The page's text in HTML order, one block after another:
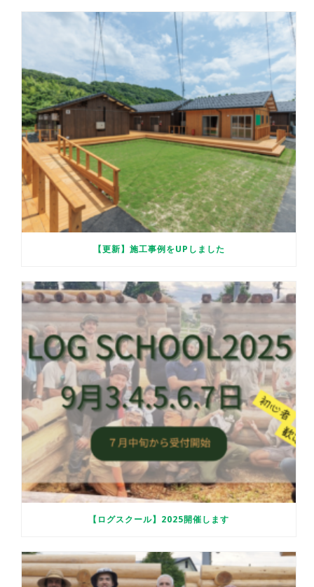
【更新】施工事例をUPしました
【ログスクール】2025開催します